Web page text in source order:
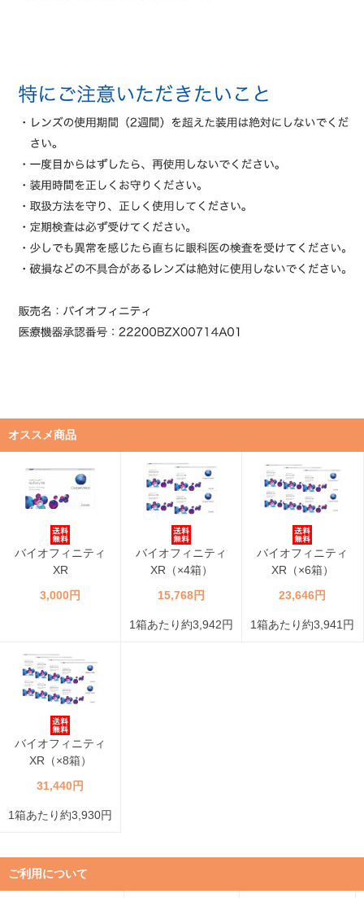
オススメ商品
バイオフィニティ
XR
3,000円
バイオフィニティ
XR（×4箱）
15,768円
1箱あたり約3,942円
バイオフィニティ
XR（×6箱）
23,646円
1箱あたり約3,941円
バイオフィニティ
XR（×8箱）
31,440円
1箱あたり約3,930円
ご利用について